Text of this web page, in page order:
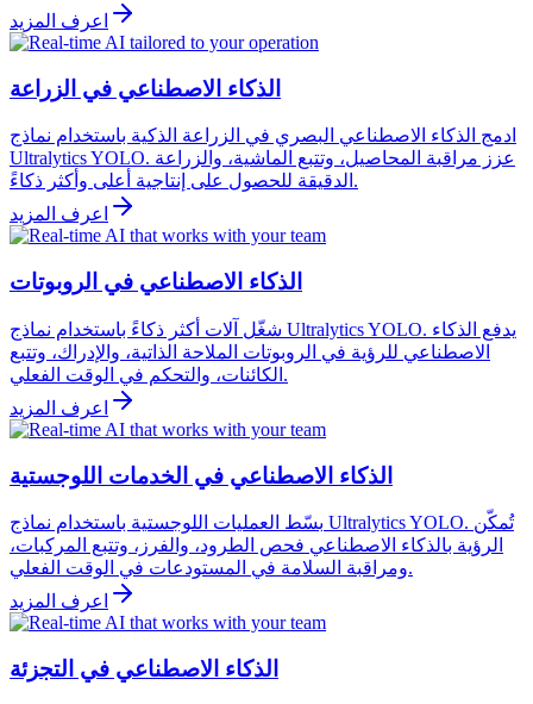
اعرف المزيد
الذكاء الاصطناعي في الزراعة
ادمج الذكاء الاصطناعي البصري في الزراعة الذكية باستخدام نماذج
Ultralytics YOLO. عزز مراقبة المحاصيل، وتتبع الماشية، والزراعة
الدقيقة للحصول على إنتاجية أعلى وأكثر ذكاءً.
اعرف المزيد
الذكاء الاصطناعي في الروبوتات
شغّل آلات أكثر ذكاءً باستخدام نماذج Ultralytics YOLO. يدفع الذكاء
الاصطناعي للرؤية في الروبوتات الملاحة الذاتية، والإدراك، وتتبع
الكائنات، والتحكم في الوقت الفعلي.
اعرف المزيد
الذكاء الاصطناعي في الخدمات اللوجستية
بسّط العمليات اللوجستية باستخدام نماذج Ultralytics YOLO. تُمكّن
الرؤية بالذكاء الاصطناعي فحص الطرود، والفرز، وتتبع المركبات،
ومراقبة السلامة في المستودعات في الوقت الفعلي.
اعرف المزيد
الذكاء الاصطناعي في التجزئة